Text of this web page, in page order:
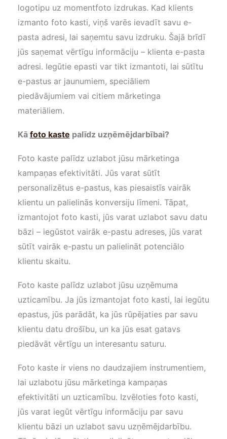
logotipu uz momentfoto izdrukas. Kad klients
izmanto foto kasti, viņš varēs ievadīt savu e-
pasta adresi, lai saņemtu savu izdruku. Šajā brīdī
jūs saņemat vērtīgu informāciju – klienta e-pasta
adresi. Iegūtie epasti var tikt izmantoti, lai sūtītu
e-pastus ar jaunumiem, speciāliem
piedāvājumiem vai citiem mārketinga
materiāliem.
Kā foto kaste palīdz uzņēmējdarbībai?
Foto kaste palīdz uzlabot jūsu mārketinga
kampaņas efektivitāti. Jūs varat sūtīt
personalizētus e-pastus, kas piesaistīs vairāk
klientu un palielinās konversiju līmeni. Tāpat,
izmantojot foto kasti, jūs varat uzlabot savu datu
bāzi – iegūstot vairāk e-pastu adreses, jūs varat
sūtīt vairāk e-pastu un palielināt potenciālo
klientu skaitu.
Foto kaste palīdz uzlabot jūsu uzņēmuma
uzticamību. Ja jūs izmantojat foto kasti, lai iegūtu
epastus, jūs parādāt, ka jūs rūpējaties par savu
klientu datu drošību, un ka jūs esat gatavs
piedāvāt vērtīgu un interesantu saturu.
Foto kaste ir viens no daudzajiem instrumentiem,
lai uzlabotu jūsu mārketinga kampaņas
efektivitāti un uzticamību. Izvēloties foto kasti,
jūs varat iegūt vērtīgu informāciju par savu
klientu bāzi un uzlabot savu uzņēmējdarbību.